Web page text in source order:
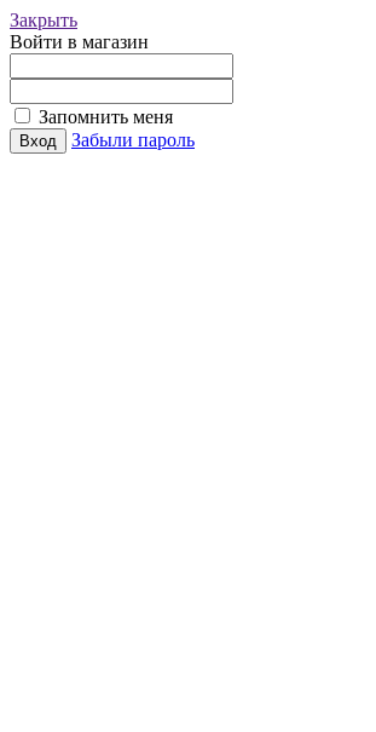
Закрыть
Войти в магазин
Запомнить меня
Забыли пароль